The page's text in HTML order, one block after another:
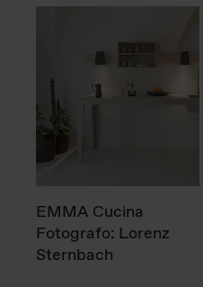
EMMA Cucina
Fotografo: Lorenz
Sternbach